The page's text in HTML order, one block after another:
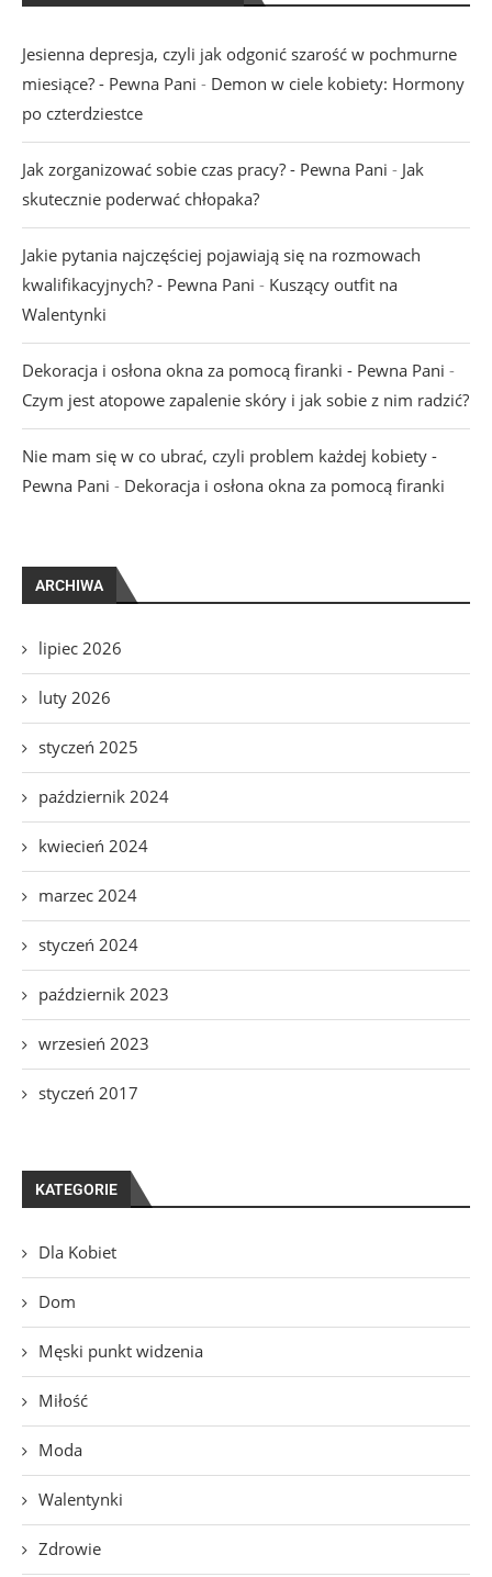
Jesienna depresja, czyli jak odgonić szarość w pochmurne
miesiące? - Pewna Pani - Demon w ciele kobiety: Hormony
po czterdziestce
Jak zorganizować sobie czas pracy? - Pewna Pani - Jak
skutecznie poderwać chłopaka?
Jakie pytania najczęściej pojawiają się na rozmowach
kwalifikacyjnych? - Pewna Pani - Kuszący outfit na
Walentynki
Dekoracja i osłona okna za pomocą firanki - Pewna Pani -
Czym jest atopowe zapalenie skóry i jak sobie z nim radzić?
Nie mam się w co ubrać, czyli problem każdej kobiety -
Pewna Pani - Dekoracja i osłona okna za pomocą firanki
ARCHIWA
lipiec 2026
luty 2026
styczeń 2025
październik 2024
kwiecień 2024
marzec 2024
styczeń 2024
październik 2023
wrzesień 2023
styczeń 2017
KATEGORIE
Dla Kobiet
Dom
Męski punkt widzenia
Miłość
Moda
Walentynki
Zdrowie